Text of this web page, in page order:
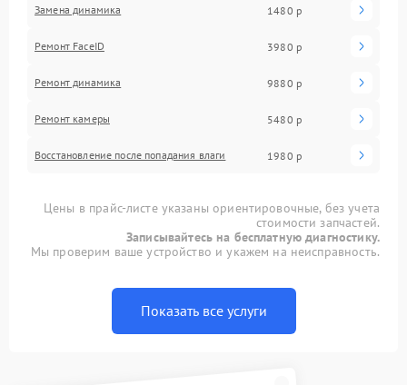
Замена динамика 1480 р
Ремонт FaceID 3980 р
Ремонт динамика 9880 р
Ремонт камеры 5480 р
Восстановление после попадания влаги 1980 р
Цены в прайс-листе указаны ориентировочные, без учета
стоимости запчастей.
Записывайтесь на бесплатную диагностику.
Мы проверим ваше устройство и укажем на неисправность.
Показать все услуги